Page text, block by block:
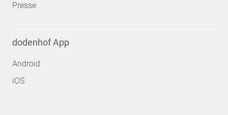
Presse
dodenhof App
Android
iOS